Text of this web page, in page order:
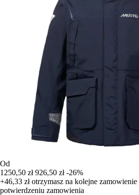
Od
1250,50 zł 926,50 zł -26%
+46,33 złotrzymasz na kolejne zamowienie
potwierdzeniu zamowienia